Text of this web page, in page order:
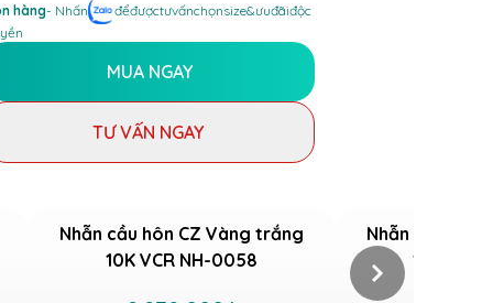
hàng- Nhấn đểđượctưvấnchọnsize&ưuđãiđộc
MUA NGAY
TƯ VẤN NGAY
Nhẫn cầu hôn CZ Vàng trắng
10K VCR NH-0058
Nhẫn cầu hôn
10K VCR